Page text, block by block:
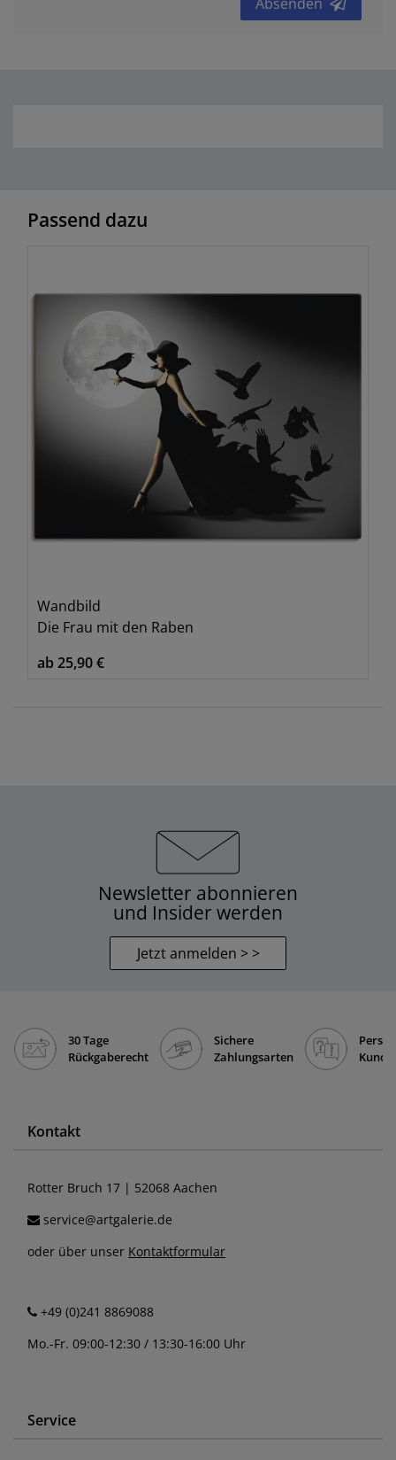
Passend dazu
Wandbild
Die Frau mit den Raben
ab 25,90 €
Newsletter abonnieren
und Insider werden
Jetzt anmelden > >
30 Tage
Rückgaberecht
Sichere
Zahlungsarten
Kontakt
Rotter Bruch 17 | 52068 Aachen
service@artgalerie.de
oder über unser Kontaktformular
+49 (0)241 8869088
Mo.-Fr. 09:00-12:30 / 13:30-16:00 Uhr
Service